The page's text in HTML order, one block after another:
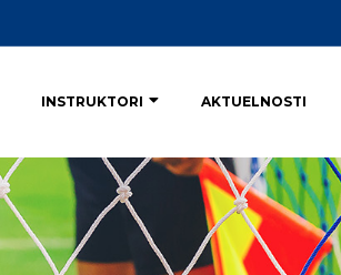
INSTRUKTORI AKTUELNOSTI